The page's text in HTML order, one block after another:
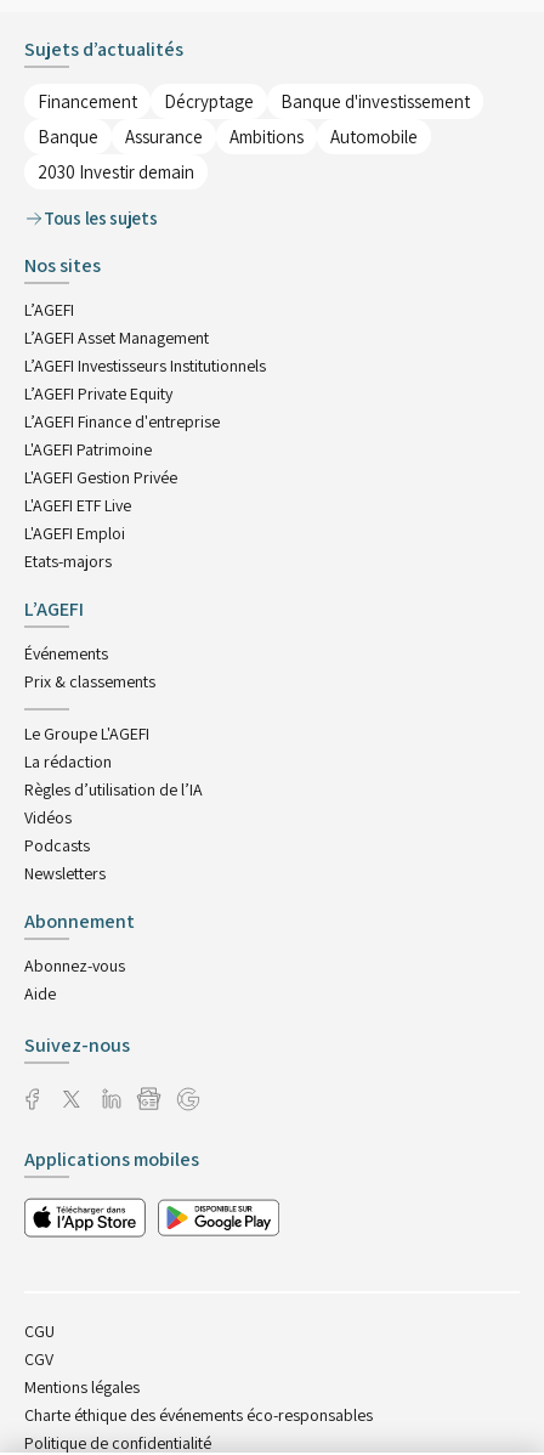
Sujets d’actualités
Financement Décryptage
Banque d'investissement
Banque
Assurance Ambitions
Automobile
2030 Investir demain
Tous les sujets
Nos sites
L’AGEFI
L’AGEFI Asset Management
L’AGEFI Investisseurs Institutionnels
L’AGEFI Private Equity
L’AGEFI Finance d'entreprise
L'AGEFI Patrimoine
L'AGEFI Gestion Privée
L'AGEFI ETF Live
L'AGEFI Emploi
Etats-majors
L’AGEFI
Événements
Prix & classements
Le Groupe L'AGEFI
La rédaction
Règles d’utilisation de l’IA
Vidéos
Podcasts
Newsletters
Abonnement
Abonnez-vous
Aide
Suivez-nous
Applications mobiles
CGU
CGV
Mentions légales
Charte éthique des événements éco-responsables
Politique de confidentialité